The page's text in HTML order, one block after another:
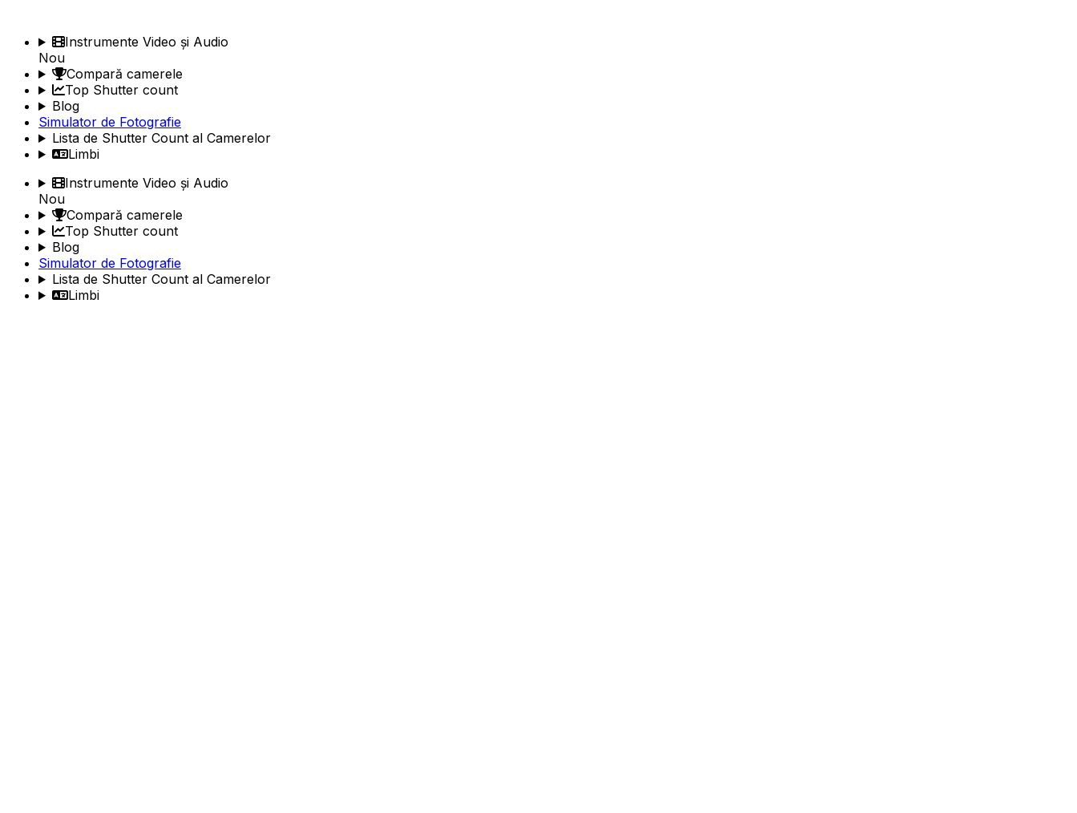
Instrumente Video și Audio
Nou
Compară camerele
Top Shutter count
Blog
Simulator de Fotografie
Lista de Shutter Count al Camerelor
Limbi
Instrumente Video și Audio
Nou
Compară camerele
Top Shutter count
Blog
Simulator de Fotografie
Lista de Shutter Count al Camerelor
Limbi